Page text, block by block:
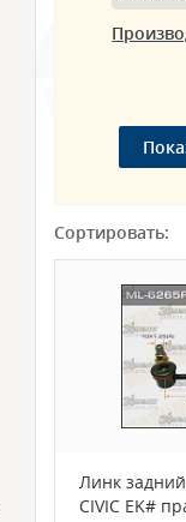
Сортировать:
Линк
CIVIC EK#